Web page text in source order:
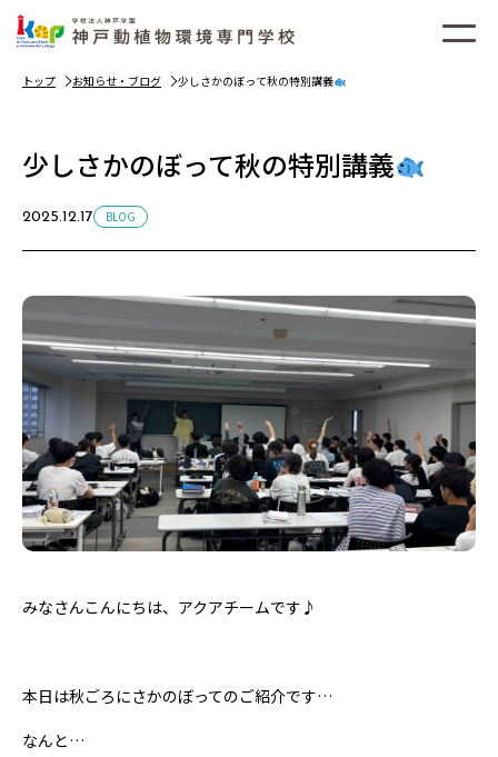
トップ お知らせ・ブログ 少しさかのぼって秋の特別講義
少しさかのぼって秋の特別講義
2025.12.17 BLOG
みなさんこんにちは、アクアチームです♪
本日は秋ごろにさかのぼってのご紹介です…
なんと…